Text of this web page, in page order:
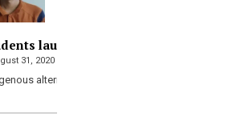
launch Indian alternative to
31, 2020
alternative to Chinese document-